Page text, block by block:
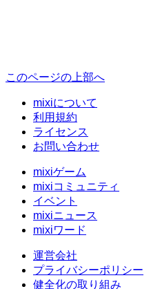
このページの上部へ
mixiについて
利用規約
ライセンス
お問い合わせ
mixiゲーム
mixiコミュニティ
イベント
mixiニュース
mixiワード
運営会社
プライバシーポリシー
健全化の取り組み